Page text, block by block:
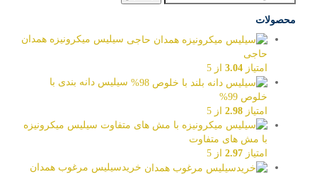
برای:
محصولات
سیلیس میکرونیزه همدان
حاجی
امتیاز3.04از 5
سیلیس دانه بندی با
خلوص 99%
امتیاز2.98از 5
سیلیس میکرونیزه
با مش های متفاوت
امتیاز2.97از 5
خریدسیلیس مرغوب همدان